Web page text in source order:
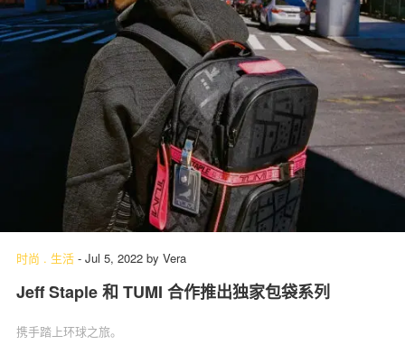
时尚 . 生活 - Jul 5, 2022 by Vera
Jeff Staple 和 TUMI 合作推出独家包袋系列
携手踏上环球之旅。